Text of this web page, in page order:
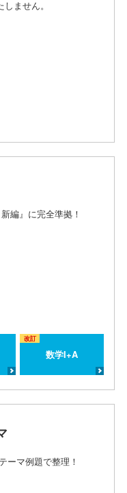
ません。
編』に完全準拠！
改訂
数学I+A
ーマ例題で整理！